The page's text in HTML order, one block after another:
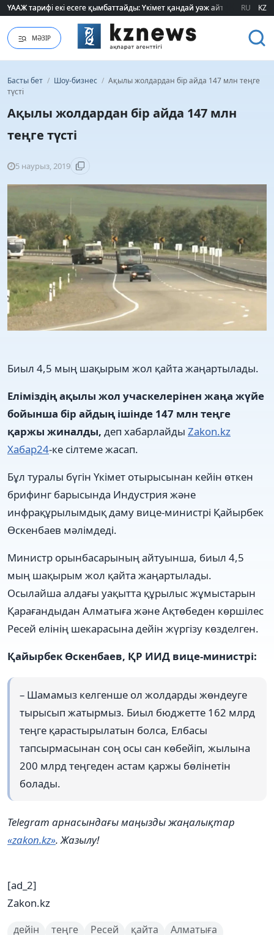
ҮААЖ тарифі екі есеге қымбаттайды: Үкімет қандай уәж айтады?
ҮААЖ тарифі екі есеге қымбаттайды: Үкімет қандай уәж айтады? RU KZ
МӘЗІР
Басты бет / Шоу-бизнес / Ақылы жолдардан бір айда 147 млн теңге
түсті
Ақылы жолдардан бір айда 147 млн
теңге түсті
5 наурыз, 2019
Биыл 4,5 мың шақырым жол қайта жаңартылады.
Еліміздің ақылы жол учаскелерінен жаңа жүйе
бойынша бір айдың ішінде 147 млн теңге
қаржы жиналды, деп хабарлайды Zakon.kz
Хабар24-ке сілтеме жасап.
Бұл туралы бүгін Үкімет отырысынан кейін өткен
брифинг барысында Индустрия және
инфрақұрылымдық даму вице-министрі Қайырбек
Өскенбаев мәлімдеді.
Министр орынбасарының айтуынша, биыл 4,5
мың шақырым жол қайта жаңартылады.
Осылайша алдағы уақытта құрылыс жұмыстарын
Қарағандыдан Алматыға және Ақтөбеден көршілес
Ресей елінің шекарасына дейін жүргізу көзделген.
Қайырбек Өскенбаев, ҚР ИИД вице-министрі:
– Шамамыз келгенше ол жолдарды жөндеуге
тырысып жатырмыз. Биыл бюджетте 162 млрд
теңге қарастырылатын болса, Елбасы
тапсырмасынан соң осы сан көбейіп, жылына
200 млрд теңгеден астам қаржы бөлінетін
болады.
Telegram арнасындағы маңызды жаңалықтар
«zakon.kz». Жазылу!
[ad_2]
Zakon.kz
дейін теңге Ресей қайта
Алматыға